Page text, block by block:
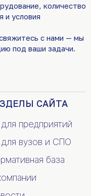
количество
и условия
с нами — мы
под ваши задачи.
САЙТА
для предприятий
для вузов и СПО
база